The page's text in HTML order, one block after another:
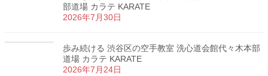
部道場 カラテ KARATE
2026年7月30日
歩み続ける 渋谷区の空手教室 洗心道会館代々木本部
道場 カラテ KARATE
2026年7月24日